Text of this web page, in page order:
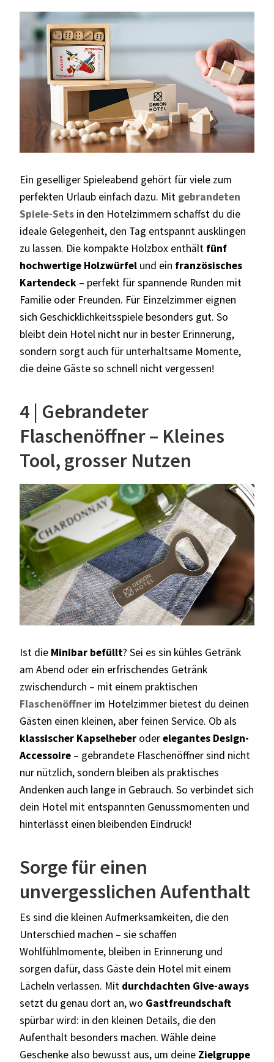
Ein geselliger Spieleabend gehört für viele zum
perfekten Urlaub einfach dazu. Mit gebrandeten
Spiele-Sets in den Hotelzimmern schaffst du die
ideale Gelegenheit, den Tag entspannt ausklingen
zu lassen. Die kompakte Holzbox enthält fünf
hochwertige Holzwürfel und ein französisches
Kartendeck – perfekt für spannende Runden mit
Familie oder Freunden. Für Einzelzimmer eignen
sich Geschicklichkeitsspiele besonders gut. So
bleibt dein Hotel nicht nur in bester Erinnerung,
sondern sorgt auch für unterhaltsame Momente,
die deine Gäste so schnell nicht vergessen!
4 | Gebrandeter
Flaschenöffner – Kleines
Tool, grosser Nutzen
Ist die Minibar befüllt? Sei es sin kühles Getränk
am Abend oder ein erfrischendes Getränk
zwischendurch – mit einem praktischen
Flaschenöffner im Hotelzimmer bietest du deinen
Gästen einen kleinen, aber feinen Service. Ob als
klassischer Kapselheber oderelegantes Design-
Accessoire – gebrandete Flaschenöffner sind nicht
nur nützlich, sondern bleiben als praktisches
Andenken auch lange in Gebrauch. So verbindet sich
dein Hotel mit entspannten Genussmomenten und
hinterlässt einen bleibenden Eindruck!
Sorge für einen
unvergesslichen Aufenthalt
Es sind die kleinen Aufmerksamkeiten, die den
Unterschied machen – sie schaffen
Wohlfühlmomente, bleiben in Erinnerung und
sorgen dafür, dass Gäste dein Hotel mit einem
Lächeln verlassen. Mit durchdachten Give-aways
setzt du genau dort an, wo Gastfreundschaft
spürbar wird: in den kleinen Details, die den
Aufenthalt besonders machen. Wähle deine
Geschenke also bewusst aus, um deine Zielgruppe